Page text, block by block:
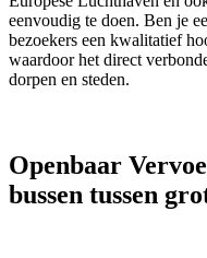
eenvoudig te doen. Ben je
bezoekers een kwalitatief
waardoor het direct
dorpen en steden.
Openbaar
bussen tussen